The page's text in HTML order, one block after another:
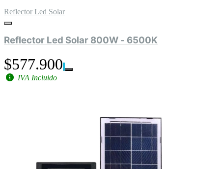
Reflector Led Solar
Reflector Led Solar 800W - 6500K
$577.900
IVA Incluido